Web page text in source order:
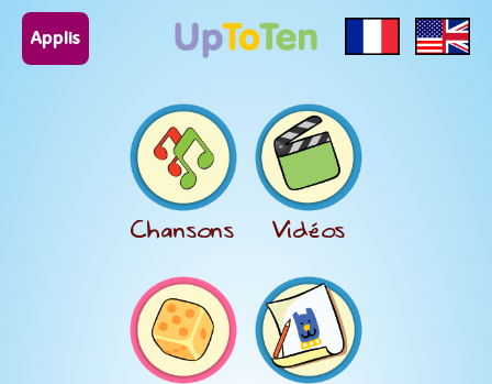
Applis
Chansons Vidéos